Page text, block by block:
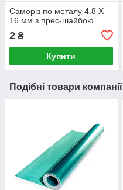
Саморіз по металу 4.8 Х
16 мм з прес-шайбою
2 ₴
Купити
Подібні товари компанії